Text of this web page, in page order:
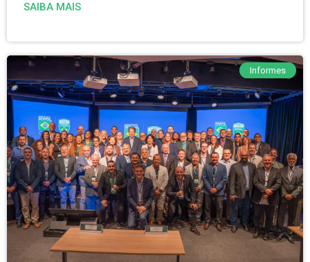
SAIBA MAIS
Informes